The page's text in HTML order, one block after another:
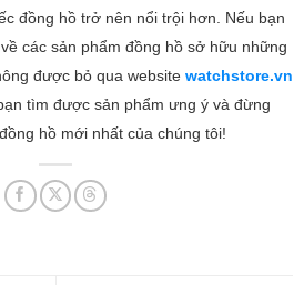
đồng hồ trở nên nổi trội hơn. Nếu bạn
các sản phẩm đồng hồ sở hữu những
được bỏ qua website watchstore.vn
tìm được sản phẩm ưng ý và đừng
hồ mới nhất của chúng tôi!